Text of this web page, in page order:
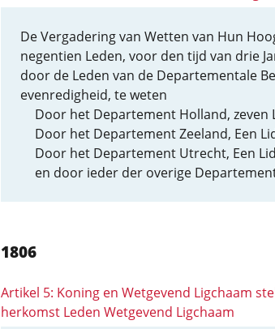
De Vergadering van Wetten van Hun
negentien Leden, voor den tijd van drie
door de Leden van de Departementale
evenredigheid, te weten
Door het Departement Holland, zeven
Door het Departement Zeeland, Een
Door het Departement Utrecht, Een
en door ieder der overige
1806
Artikel 5: Koning en Wetgevend Ligchaam
herkomst Leden Wetgevend Ligchaam